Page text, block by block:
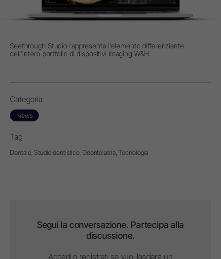
Seethrough Studio rappresenta l'elemento differenziante
dell'intero portfolio di dispositivi imaging W&H.
Categoria
News
Tag
Dentale, Studio dentistico, Odontoiatria, Tecnologia
Segui la conversazione. Partecipa alla
discussione.
Accedi o registrati se vuoi lasciare un